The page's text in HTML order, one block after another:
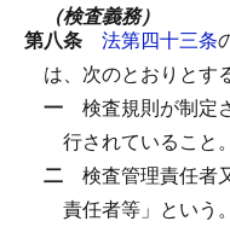
（検査義務）
第八条 法第四十三条
は、次のとおりとす
一 検査規則が制定
行されていること。
二 検査管理責任者
責任者等」という